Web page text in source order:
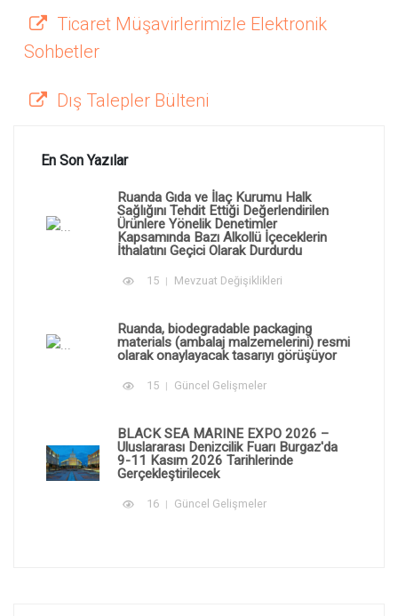
Ticaret Müşavirlerimizle Elektronik
Sohbetler
Dış Talepler Bülteni
En Son Yazılar
Ruanda Gıda ve İlaç Kurumu Halk
Sağlığını Tehdit Ettiği Değerlendirilen
Ürünlere Yönelik Denetimler
Kapsamında Bazı Alkollü İçeceklerin
İthalatını Geçici Olarak Durdurdu
15 Mevzuat Değişiklikleri
Ruanda, biodegradable packaging
materials (ambalaj malzemelerini) resmi
olarak onaylayacak tasarıyı görüşüyor
15 Güncel Gelişmeler
BLACK SEA MARINE EXPO 2026 –
Uluslararası Denizcilik Fuarı Burgaz'da
9-11 Kasım 2026 Tarihlerinde
Gerçekleştirilecek
16 Güncel Gelişmeler